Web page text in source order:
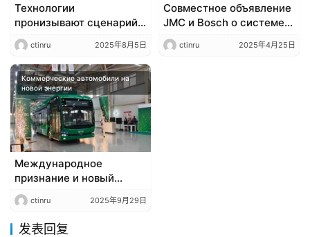
Технологии
пронизывают сценарий:
FOTON FORLAND U7
переопределяет
“сверхценный
крупногабаритный
средний ВАН”
ctinru 2025年8月5日
Совместное объявление
JMC и Bosch о системе
решений для
сверхлегких грузовиков
ctinru 2025年4月25日
Коммерческие автомобили на
новой энергии
​​Международное
признание и новый
контракт! BYD
поставляет электробусы
в Азербайджан​​
ctinru 2025年9月29日
发表回复